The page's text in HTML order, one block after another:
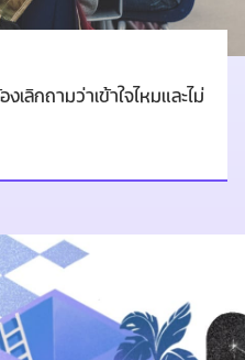
เลิกถามว่าเข้าใจไหมและไม่